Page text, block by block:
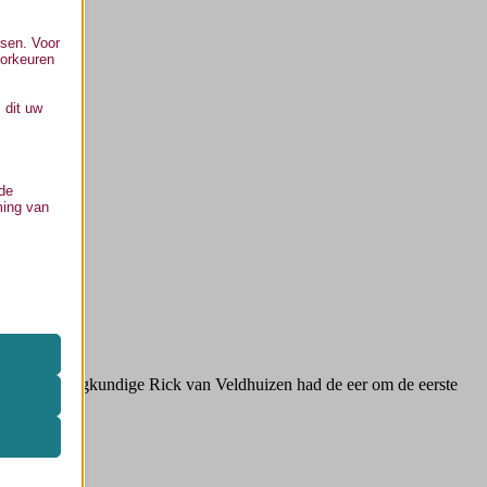
Verpleegkundige Rick van Veldhuizen had de eer om de eerste
Voor
dit uw
van